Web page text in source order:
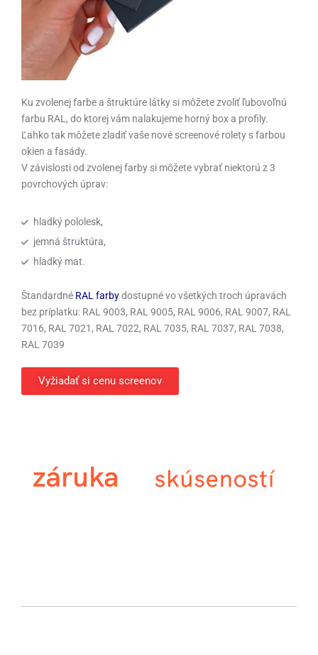
Ku zvolenej farbe a štruktúre látky si môžete zvoliť ľubovoľnú
farbu RAL, do ktorej vám nalakujeme horný box a profily.
Ľahko tak môžete zladiť vaše nové screenové rolety s farbou
okien a fasády.
V závislosti od zvolenej farby si môžete vybrať niektorú z 3
povrchových úprav:
hladký pololesk,
jemná štruktúra,
hladký mat.
Štandardné RAL farbydostupné vo všetkých troch úpravách
bez príplatku: RAL 9003, RAL 9005, RAL 9006, RAL 9007, RAL
7016, RAL 7021, RAL 7022, RAL 7035, RAL 7037, RAL 7038,
RAL 7039
Vyžiadať si cenu screenov